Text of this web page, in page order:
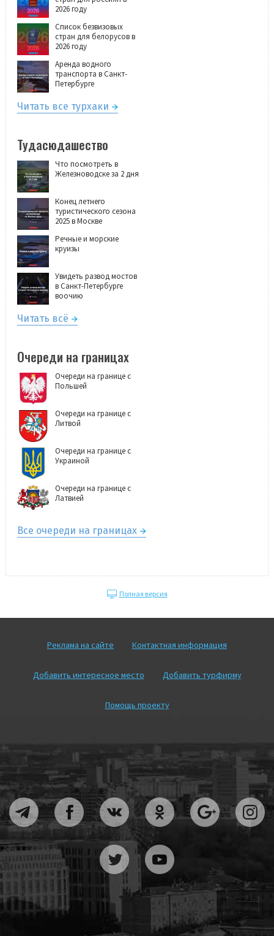
2026 году
Список безвизовых
стран для белорусов в
2026 году
Аренда водного
транспорта в Санкт-
Петербурге
Читать все турхаки
Тудасюдашество
Что посмотреть в
Железноводске за 2 дня
Конец летнего
туристического сезона
2025 в Москве
Речные и морские
круизы
Увидеть развод мостов
в Санкт-Петербурге
воочию
Читать всё
Очереди на границах
Очереди на границе с
Польшей
Очереди на границе с
Литвой
Очереди на границе с
Украиной
Очереди на границе с
Латвией
Все очереди на границах
Полная версия
Реклама на сайте Контактная информация
Добавить интересное место Добавить турфирму
Помощь проекту